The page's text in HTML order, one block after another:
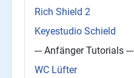
Rich Shield 2
Keyestudio Schield
--- Anfänger Tutorials ---
WC Lüfter